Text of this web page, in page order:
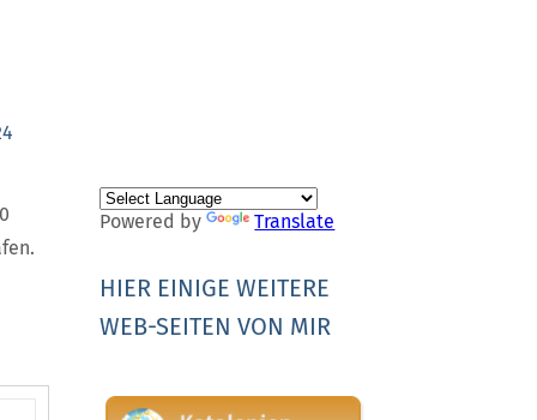
Powered by Translate
HIER EINIGE WEITERE
WEB-SEITEN VON MIR